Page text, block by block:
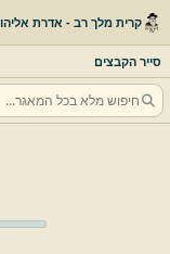
קרית מלך רב - אדרת אליהו
סייר הקבצים